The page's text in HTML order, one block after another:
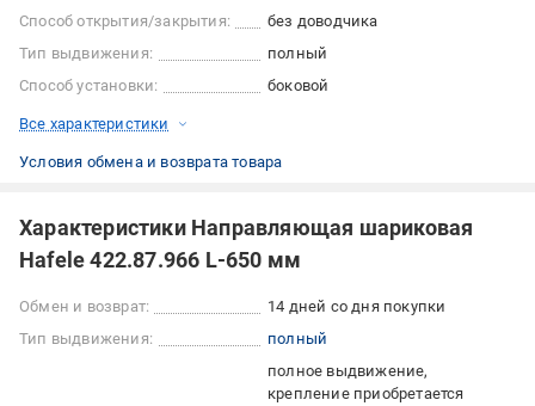
Способ открытия/закрытия:
без доводчика
Тип выдвижения:
полный
Способ установки:
боковой
Все характеристики
Условия обмена и возврата товара
Характеристики Направляющая шариковая
Hafele 422.87.966 L-650 мм
Обмен и возврат:
14 дней со дня покупки
Тип выдвижения:
полный
полное выдвижение
крепление приобретается